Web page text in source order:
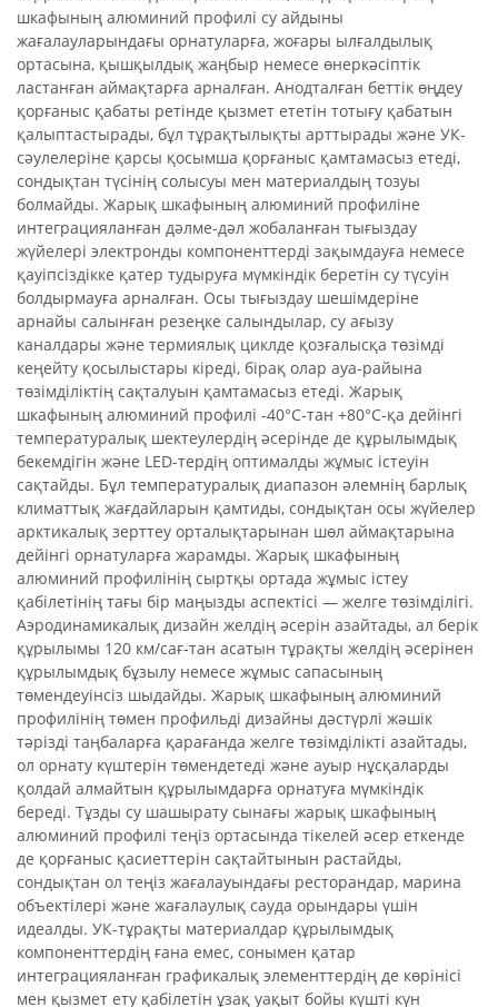
шкафының алюминий профилі су айдыны
жағалауларындағы орнатуларға, жоғары ылғалдылық
ортасына, қышқылдық жаңбыр немесе өнеркәсіптік
ластанған аймақтарға арналған. Анодталған беттік өңдеу
қорғаныс қабаты ретінде қызмет ететін тотығу қабатын
қалыптастырады, бұл тұрақтылықты арттырады және УК-
сәулелеріне қарсы қосымша қорғаныс қамтамасыз етеді,
сондықтан түсінің солысуы мен материалдың тозуы
болмайды. Жарық шкафының алюминий профиліне
интеграцияланған дәлме-дәл жобаланған тығыздау
жүйелері электронды компоненттерді зақымдауға немесе
қауіпсіздікке қатер тудыруға мүмкіндік беретін су түсуін
болдырмауға арналған. Осы тығыздау шешімдеріне
арнайы салынған резеңке салындылар, су ағызу
каналдары және термиялық циклде қозғалысқа төзімді
кеңейту қосылыстары кіреді, бірақ олар ауа-райына
төзімділіктің сақталуын қамтамасыз етеді. Жарық
шкафының алюминий профилі -40°C-тан +80°C-қа дейінгі
температуралық шектеулердің әсерінде де құрылымдық
бекемдігін және LED-тердің оптималды жұмыс істеуін
сақтайды. Бұл температуралық диапазон әлемнің барлық
климаттық жағдайларын қамтиды, сондықтан осы жүйелер
арктикалық зерттеу орталықтарынан шөл аймақтарына
дейінгі орнатуларға жарамды. Жарық шкафының
алюминий профилінің сыртқы ортада жұмыс істеу
қабілетінің тағы бір маңызды аспектісі — желге төзімділігі.
Аэродинамикалық дизайн желдің әсерін азайтады, ал берік
құрылымы 120 км/сағ-тан асатын тұрақты желдің әсерінен
құрылымдық бұзылу немесе жұмыс сапасының
төмендеуінсіз шыдайды. Жарық шкафының алюминий
профилінің төмен профильді дизайны дәстүрлі жәшік
тәрізді таңбаларға қарағанда желге төзімділікті азайтады,
ол орнату күштерін төмендетеді және ауыр нұсқаларды
қолдай алмайтын құрылымдарға орнатуға мүмкіндік
береді. Тұзды су шашырату сынағы жарық шкафының
алюминий профилі теңіз ортасында тікелей әсер еткенде
де қорғаныс қасиеттерін сақтайтынын растайды,
сондықтан ол теңіз жағалауындағы ресторандар, марина
объектілері және жағалаулық сауда орындары үшін
идеалды. УК-тұрақты материалдар құрылымдық
компоненттердің ғана емес, сонымен қатар
интеграцияланған графикалық элементтердің де көрінісі
мен қызмет ету қабілетін ұзақ уақыт бойы күшті күн